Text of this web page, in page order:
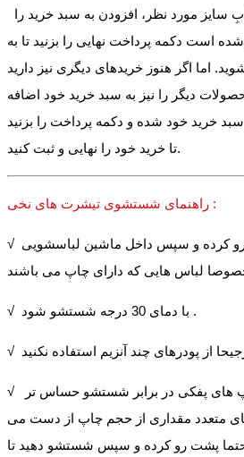
سایز مورد نظر، افزودن به سبد خرید را
است دکمه پرداخت نهایی را بزنید تا به
اما اگر هنوز خریدهای دیگری نیز دارید
دیگر را نیز به سبد خرید خود اضافه
سبد خرید خود شده و دکمه پرداخت را بزنید
تا خرید خود را نهایی و ثبت کنید.
راهنمای شستشوی تیشرت های نخی :
√ تیشرت ها را پشت و رو کرده و سپس داخل ماشین لباسشویی
√ با دمای 30 درجه شستشو شود .
√ برخی از چاپ ها مانند چاپ های پفکی در برابر شستشو حساس تر
متعدد مقداری از حجم چاپ از دست می
حتما پشت رو کرده و سپس شستشو دهید تا